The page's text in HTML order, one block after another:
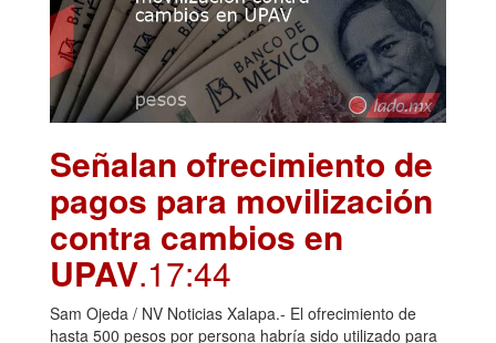
Señalan ofrecimiento de
pagos para movilización
contra cambios en
UPAV.17:44
Sam Ojeda / NV Noticias Xalapa.- El ofrecimiento de
hasta 500 pesos por persona habría sido utilizado para